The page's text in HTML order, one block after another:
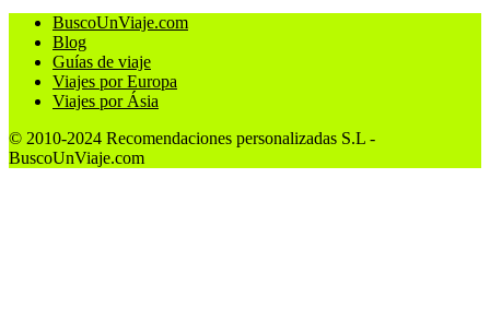
BuscoUnViaje.com
Blog
Guías de viaje
Viajes por Europa
Viajes por Ásia
© 2010-2024 Recomendaciones personalizadas S.L -
BuscoUnViaje.com